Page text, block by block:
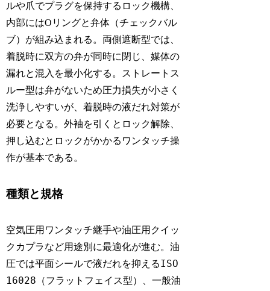
ルや爪でプラグを保持するロック機構、
内部にはOリングと弁体（チェックバル
ブ）が組み込まれる。両側遮断型では、
着脱時に双方の弁が同時に閉じ、媒体の
漏れと混入を最小化する。ストレートス
ルー型は弁がないため圧力損失が小さく
洗浄しやすいが、着脱時の液だれ対策が
必要となる。外袖を引くとロック解除、
押し込むとロックがかかるワンタッチ操
作が基本である。
種類と規格
空気圧用ワンタッチ継手や油圧用クイッ
クカプラなど用途別に最適化が進む。油
圧では平面シールで液だれを抑えるISO
16028 （フラットフェイス型）、一般油